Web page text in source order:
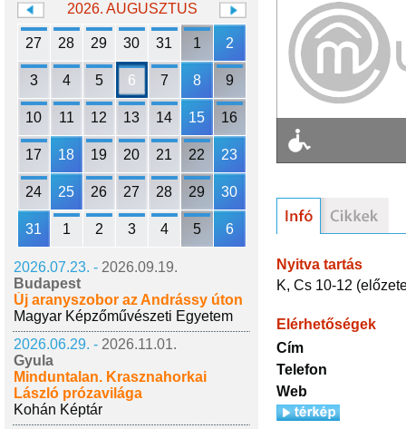
2026. AUGUSZTUS
27 28 29 30 31 1 2
3 4 5 6 7 8 9
10 11 12 13 14 15 16
17 18 19 20 21 22 23
24 25 26 27 28 29 30
31 1 2 3 4 5 6
2026.07.23. - 2026.09.19.
Budapest
Új aranyszobor az Andrássy úton
Magyar Képzőművészeti Egyetem
2026.06.29. - 2026.11.01.
Gyula
Minduntalan. Krasznahorkai
László prózavilága
Kohán Képtár
Nyitva tartás
K, Cs 10-12
Elérhetőségek
Cím
Telefon
Web